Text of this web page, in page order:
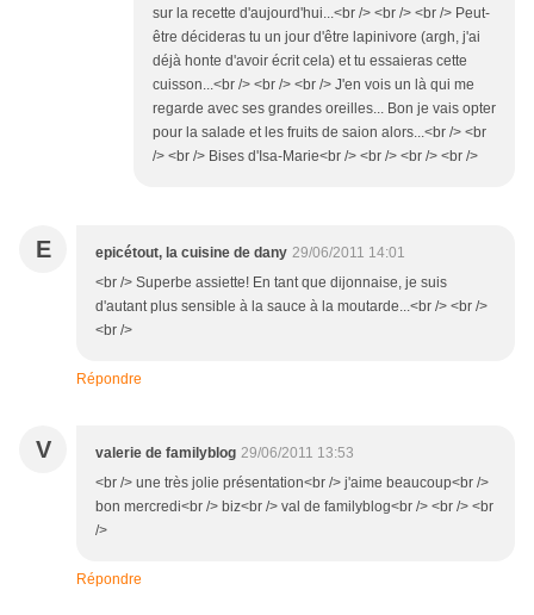
sur la recette d'aujourd'hui...<br /> <br /> <br /> Peut-
être décideras tu un jour d'être lapinivore (argh, j'ai
déjà honte d'avoir écrit cela) et tu essaieras cette
cuisson...<br /> <br /> <br /> J'en vois un là qui me
regarde avec ses grandes oreilles... Bon je vais opter
pour la salade et les fruits de saion alors...<br /> <br
/> <br /> Bises d'Isa-Marie<br /> <br /> <br /> <br />
E epicétout, la cuisine de dany 29/06/2011 14:01
<br /> Superbe assiette! En tant que dijonnaise, je suis
d'autant plus sensible à la sauce à la moutarde...<br /> <br />
<br />
Répondre
V valerie de familyblog 29/06/2011 13:53
<br /> une très jolie présentation<br /> j'aime beaucoup<br />
bon mercredi<br /> biz<br /> val de familyblog<br /> <br /> <br
/>
Répondre